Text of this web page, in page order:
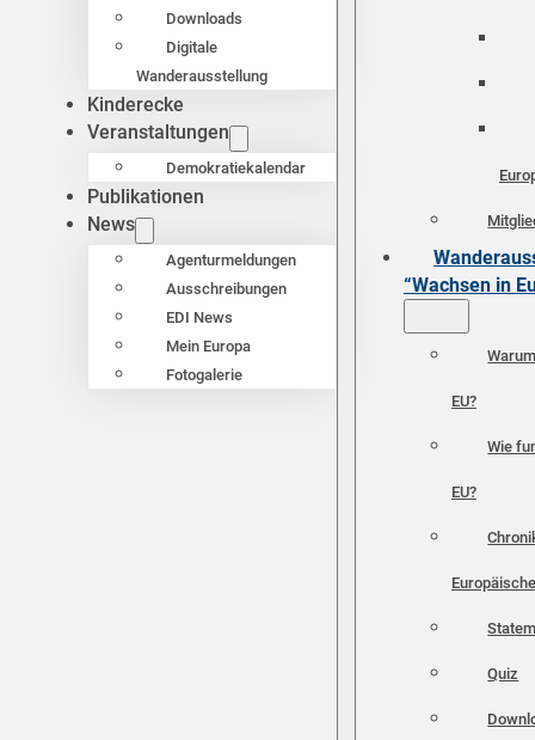
Downloads
Digitale
Wanderausstellung
Kinderecke
Veranstaltungen
Demokratiekalendar
Publikationen
News
Agenturmeldungen
Ausschreibungen
EDI News
Mein Europa
Fotogalerie
“Wachsen in
EU?
Wie
EU?
Quiz